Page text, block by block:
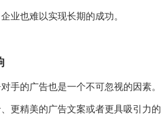
业也难以实现长期的成功。
手的广告也是一个不可忽视的因素
更精美的广告文案或者更具吸引力